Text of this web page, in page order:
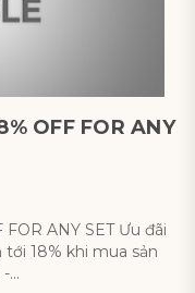
OFF FOR ANY
ANY SET Ưu đãi
18% khi mua sản
...